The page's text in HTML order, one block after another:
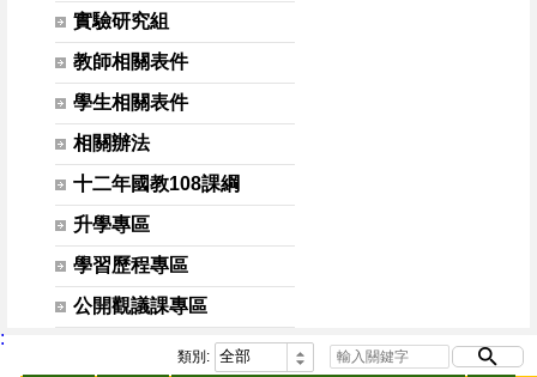
實驗研究組
教師相關表件
學生相關表件
相關辦法
十二年國教108課綱
升學專區
學習歷程專區
公開觀議課專區
類別: